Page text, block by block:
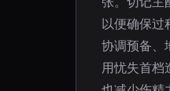
以便确保过
协调预备、
用忧失首